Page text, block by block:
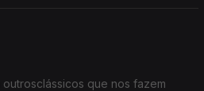
que nos fazem